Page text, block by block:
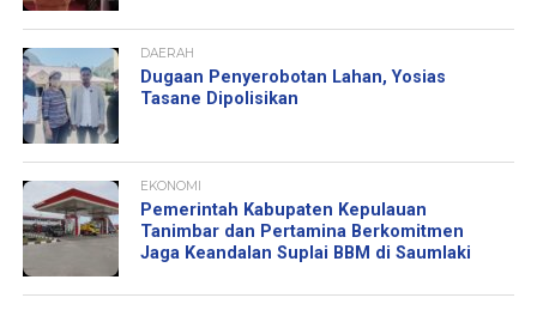
DAERAH
Dugaan Penyerobotan Lahan, Yosias
Tasane Dipolisikan
EKONOMI
Pemerintah Kabupaten Kepulauan
Tanimbar dan Pertamina Berkomitmen
Jaga Keandalan Suplai BBM di Saumlaki